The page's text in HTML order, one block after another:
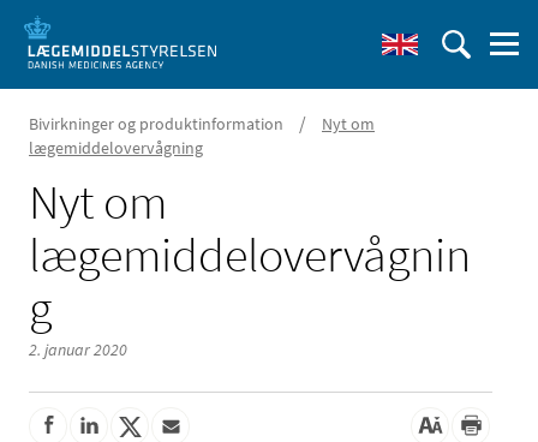
Bivirkninger og produktinformation /
Nyt om
lægemiddelovervågning
Nyt om
lægemiddelovervågnin
g
2. januar 2020